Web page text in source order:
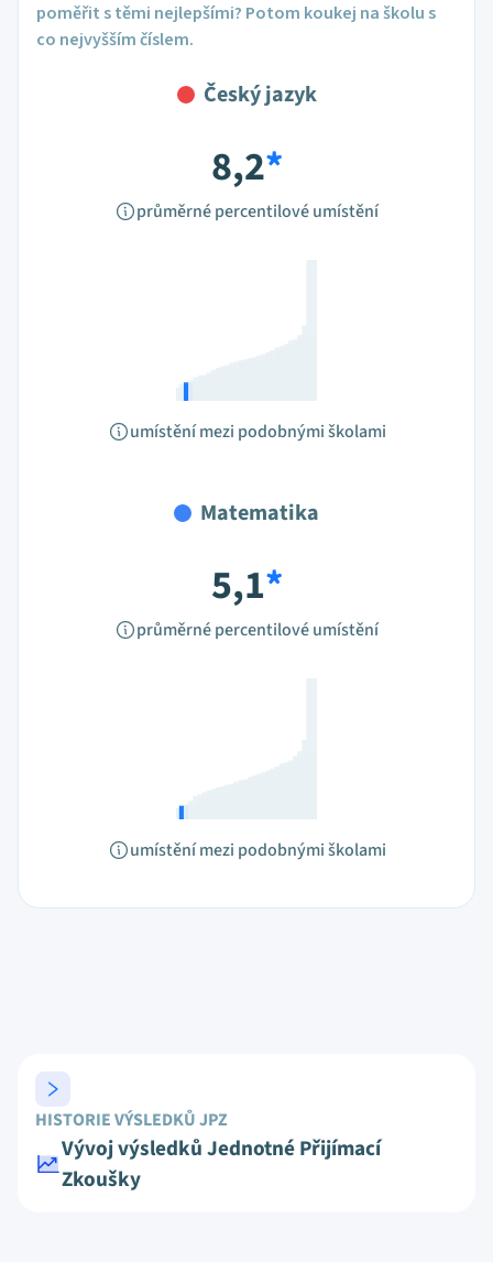
poměřit s těmi nejlepšími? Potom koukej na školu s
co nejvyšším číslem.
Český jazyk
8,2*
průměrné percentilové umístění
umístění mezi podobnými školami
Matematika
5,1*
průměrné percentilové umístění
umístění mezi podobnými školami
HISTORIE VÝSLEDKŮ JPZ
Vývoj výsledků Jednotné Přijímací
Zkoušky